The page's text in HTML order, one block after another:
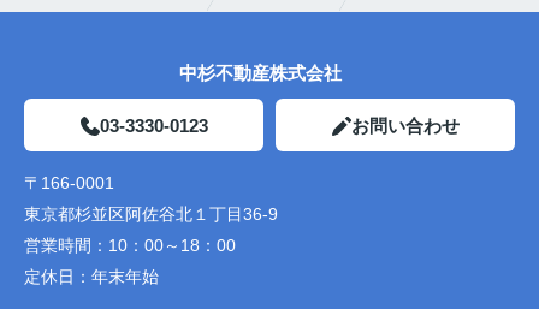
中杉不動産株式会社
03-3330-0123 お問い合わせ
〒166-0001
東京都杉並区阿佐谷北１丁目36-9
営業時間： 10：00～18：00
定休日： 年末年始